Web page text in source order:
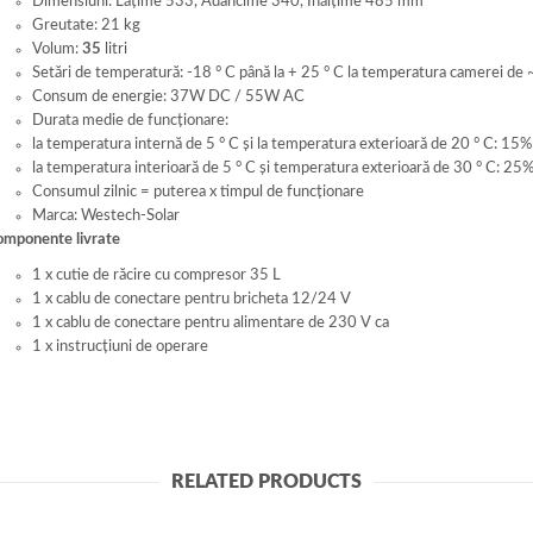
Greutate: 21 kg
Volum: 35 litri
Setări de temperatură: -18 ° C până la + 25 ° C la temperatura camerei de
Consum de energie: 37W DC / 55W AC
Durata medie de funcționare:
la temperatura internă de 5 ° C și la temperatura exterioară de 20 ° C: 15%
la temperatura interioară de 5 ° C și temperatura exterioară de 30 ° C: 25%
Consumul zilnic = puterea x timpul de funcționare
Marca: Westech-Solar
livrate
1 x cutie de răcire cu compresor 35 L
1 x cablu de conectare pentru bricheta 12/24 V
1 x cablu de conectare pentru alimentare de 230 V ca
1 x instrucțiuni de operare
RELATED PRODUCTS